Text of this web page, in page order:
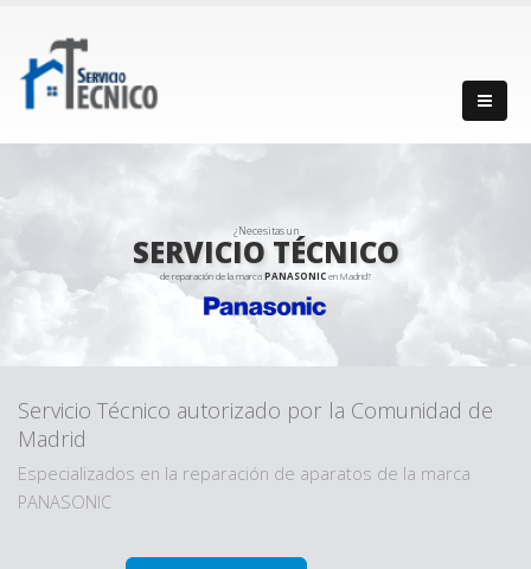
¿Necesitas un
SERVICIO TÉCNICO
de reparación de la marcaPANASONICen Madrid?
Servicio Técnico autorizado por la Comunidad de
Madrid
Especializados en la reparación de aparatos de la marca
PANASONIC